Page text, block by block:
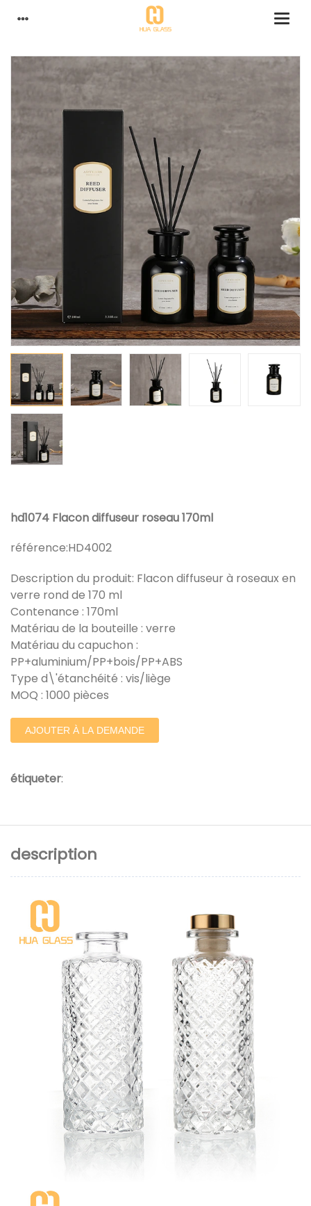
hd1074 ​​Flacon diffuseur roseau 170ml
référence:HD4002
Description du produit: Flacon diffuseur à roseaux en
verre rond de 170 ml
Contenance : 170ml
Matériau de la bouteille : verre
Matériau du capuchon :
PP+aluminium/PP+bois/PP+ABS
Type d\'étanchéité : vis/liège
MOQ : 1000 pièces
AJOUTER À LA DEMANDE
étiqueter:
description